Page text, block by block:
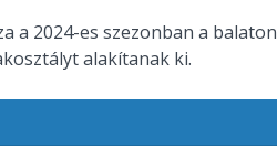
a 2024-es szezonban a
alakítanak ki.